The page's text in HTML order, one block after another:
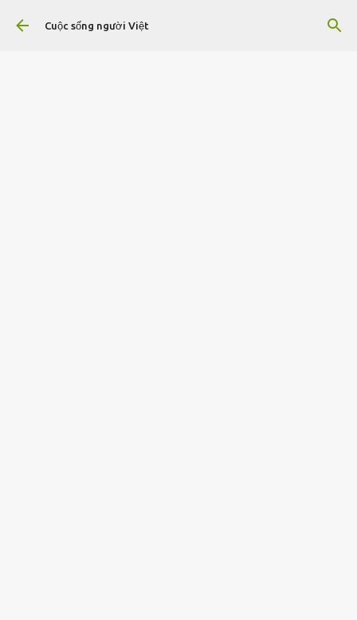
Chuyển đến nội dung chính
Cuộc sống người Việt